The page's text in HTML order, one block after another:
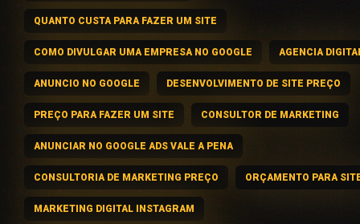
QUANTO CUSTA PARA FAZER UM SITE
COMO DIVULGAR UMA EMPRESA NO GOOGLE AGENCIA
ANUNCIO NO GOOGLE DESENVOLVIMENTO DE SITE PREÇO
PREÇO PARA FAZER UM SITE CONSULTOR DE MARKETING
ANUNCIAR NO GOOGLE ADS VALE A PENA
CONSULTORIA DE MARKETING PREÇO ORÇAMENTO PARA
MARKETING DIGITAL INSTAGRAM